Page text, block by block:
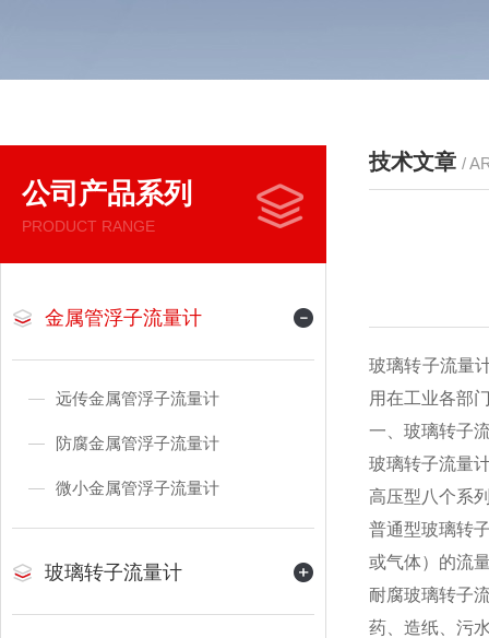
公司产品系列
PRODUCT RANGE
金属管浮子流量计
远传金属管浮子流量计
防腐金属管浮子流量计
微小金属管浮子流量计
玻璃转子流量计
技术文章 /
玻璃转子流量
用在工业各部
一、玻璃转子
玻璃转子流量
高压型八个系
普通型玻璃转
或气体）的流
耐腐玻璃转子
药、造纸、污